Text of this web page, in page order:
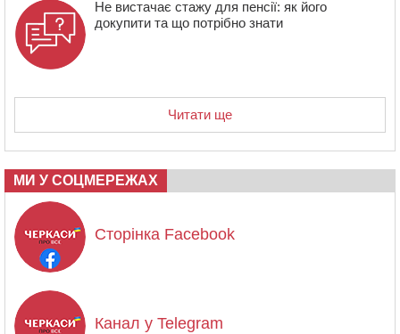
Не вистачає стажу для пенсії: як його
докупити та що потрібно знати
Читати ще
МИ У СОЦМЕРЕЖАХ
Сторінка Facebook
Канал у Telegram